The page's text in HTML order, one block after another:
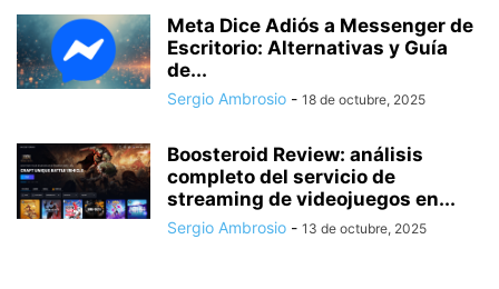
Meta Dice Adiós a Messenger de
Escritorio: Alternativas y Guía
de...
Sergio Ambrosio - 18 de octubre, 2025
Boosteroid Review: análisis
completo del servicio de
streaming de videojuegos en...
Sergio Ambrosio - 13 de octubre, 2025